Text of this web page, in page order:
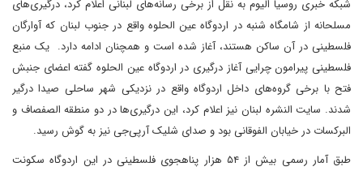
شبکه خبری روسیا الیوم به نقل از برخی رسانه‌های لبنانی اعلام کرد، درگیری‌های
مسلحانه از شامگاه شنبه در اردوگاه عین الحلوه واقع در جنوب لبنان که آوارگان
فلسطینی در آن ساکن هستند، آغاز شده است و همچنان ادامه دارد. یک منبع
فلسطینی پیرامون چرایی آغاز درگیری در اردوگاه عین الحلوه گفته اعضای جنبش
فتح با برخی گروه‌های داخل اردوگاه واقع در نزدیکی شهر ساحلی صیدا درگیر
شدند. سایت النشره لبنان نیز اعلام کرد، این درگیری‌ها در دو منطقه الصفصاف و
البرکسات در خیابان الفوقانی بود و صدای شلیک آرپی‌جی نیز به گوش رسید.
طبق آمار رسمی بیش از ۵۴ هزار پناهجوی فلسطینی در این اردوگاه سکونت